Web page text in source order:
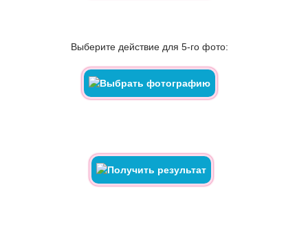
Выберите действие для 5-го фото: